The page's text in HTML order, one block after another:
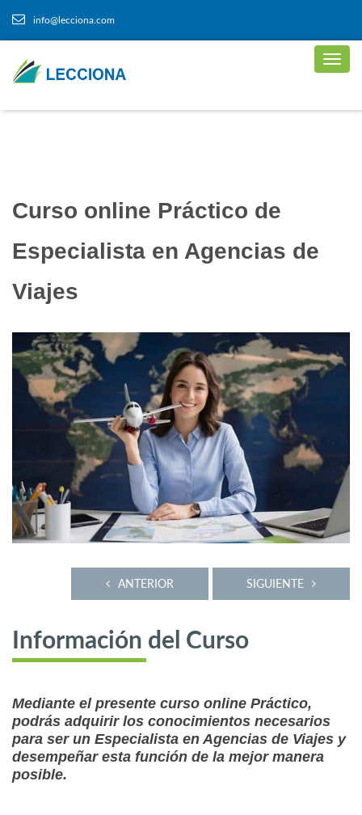
info@lecciona.com
Curso online Práctico de
Especialista en Agencias de
Viajes
SIGUIENTE
ANTERIOR
Información del Curso
Mediante el presente curso online Práctico,
podrás adquirir los conocimientos necesarios
para ser un Especialista en Agencias de Viajes y
desempeñar esta función de la mejor manera
posible.